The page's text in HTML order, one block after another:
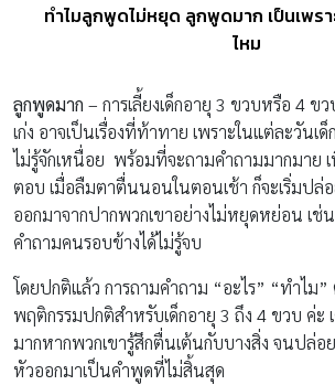
ทำไมลูกพูดไม่หยุด ลูกพูดมาก เป็นเพรา
ไหม
ลูกพูดมาก – การเลี้ยงเด็กอายุ 3 ขวบหรือ 4 ข
เก่ง อาจเป็นเรื่องที่ท้าทาย เพราะในแต่ละวันเ
ไม่รู้จักเหนื่อย พร้อมที่จะถามคำถามมากมาย
ตอบ เมื่อลืมตาตื่นนอนในตอนเช้า ก็จะเริ่มป
ออกมาจากปากพวกเขาอย่างไม่หยุดหย่อน เช่
คำถามคนรอบข้างได้ไม่รู้จบ
โดยปกติแล้ว การถามคำถาม “อะไร” “ทำไม
พฤติกรรมปกติสำหรับเด็กอายุ 3 ถึง 4 ขวบ ค่ะ
มากหากพวกเขารู้สึกตื่นเต้นกับบางสิ่ง จนปล่อ
หัวออกมาเป็นคำพูดที่ไม่สิ้นสุด